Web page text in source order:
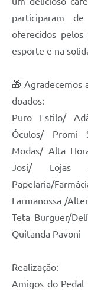
participaram
oferecidos
esporte e na
🎁 Agradecemos
doados:
Puro Estilo/
Óculos/ Promi
Modas/ Alta
Josi/ Lojas
Papelaria/
Farmanossa /
Teta Burguer/
Quitanda Pavoni
Realização:
Amigos do Pedal